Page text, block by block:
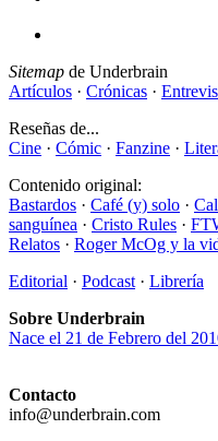
Sitemap de Underbrain
Artículos · Crónicas ·
Reseñas de...
Cine · Cómic · Fanzine ·
Contenido original:
Bastardos · Café (y) solo ·
sanguínea · Cristo Rules ·
Relatos · Roger McOg y la
Editorial · Podcast · Librería
Sobre Underbrain
Nace el 21 de Febrero del
Contacto
info@underbrain.com